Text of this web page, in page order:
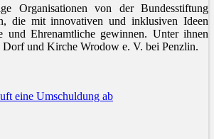
Organisationen von der Bundesstiftung
die mit innovativen und inklusiven Ideen
und Ehrenamtliche gewinnen. Unter ihnen
Dorf und Kirche Wrodow e. V. bei Penzlin.
eine Umschuldung ab